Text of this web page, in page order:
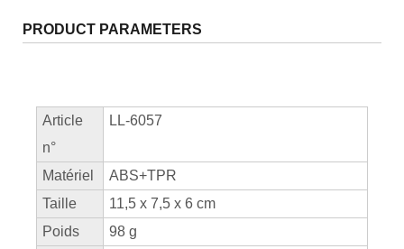
PRODUCT PARAMETERS
Article
n°
LL-6057
Matériel
ABS+TPR
Taille
11,5 x 7,5 x 6 cm
Poids
98 g